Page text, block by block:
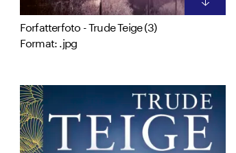
Forfatterfoto - Trude Teige (3)
Format: .jpg